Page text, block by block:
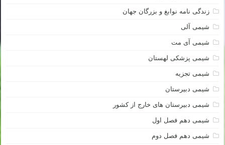
زندگی نامه نوابغ و بزرگان جهان
شیمی آلی
شیمی آی مت
شیمی پزشکی لهستان
شیمی تجزیه
شیمی دبیرستان
شیمی دبیرستان های خارج از کشور
شیمی دهم فصل اول
شیمی دهم فصل دوم